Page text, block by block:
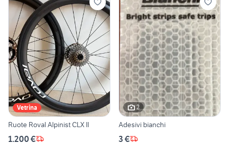
Vetrina
Ruote Roval Alpinist CLX II
1.200 €
2
Adesivi bianchi
3 €